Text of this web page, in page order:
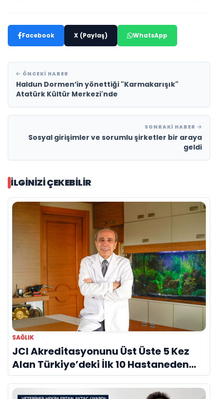
Facebook X (Paylaş) WhatsApp
ÖNCEKI HABER
Haldun Dormen’in yönettiği "Karmakarışık"
Atatürk Kültür Merkezi'nde
SONRAKI HABER
Sosyal girişimler ve sorumlu şirketler bir araya
geldi
İLGINIZI ÇEKEBILIR
SAĞLIK
JCI Akreditasyonunu Üst Üste 5 Kez
Alan Türkiye’deki İlk 10 Hastaneden
Biri